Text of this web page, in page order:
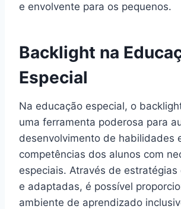
e envolvente para os pequenos.
Backlight na
Especial
Na educação especial, o
uma ferramenta poderosa para
desenvolvimento de habilidades
competências dos alunos com
especiais. Através de
e adaptadas, é possível
ambiente de aprendizado